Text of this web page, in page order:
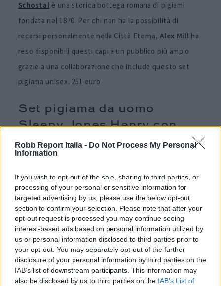
Robb Report Italia - Do Not Process My Personal
Information
If you wish to opt-out of the sale, sharing to third parties, or
processing of your personal or sensitive information for
targeted advertising by us, please use the below opt-out
section to confirm your selection. Please note that after your
opt-out request is processed you may continue seeing
interest-based ads based on personal information utilized by
us or personal information disclosed to third parties prior to
your opt-out. You may separately opt-out of the further
disclosure of your personal information by third parties on the
IAB’s list of downstream participants. This information may
also be disclosed by us to third parties on the IAB’s List of
Schostal è una storica bottega romana di pigiami
fondata nel 1870. Per chi non ha la possibilità di
recarsi personalmente nella Città Eterna,Alex Mill ha
reso disponibili questi capi a un pubblico più ampio
grazie a una collaborazione che include questo set
pigiama unisex. 251 euro
Set pigiama da uomo
Sleepy Jones Henry con
motivo Black Sheep